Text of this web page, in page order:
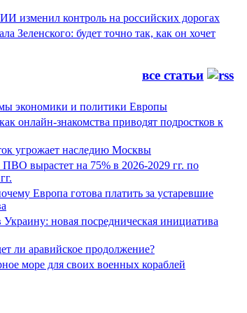
изменил контроль на российских дорогах
Зеленского: будет точно так, как он хочет
все статьи
экономики и политики Европы
онлайн-знакомства приводят подростков к
угрожает наследию Москвы
вырастет на 75% в 2026-2029 гг. по
Европа готова платить за устаревшие
новая посредническая инициатива
ли аравийское продолжение?
море для своих военных кораблей